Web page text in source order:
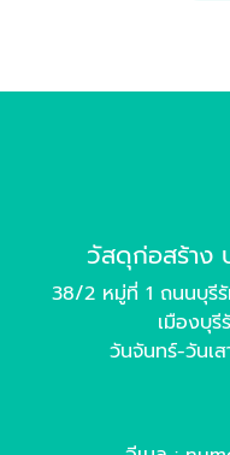
วัสดุก่อสร้าง
38/2 หมู่ที่ 1 ถนนบุรี
เมืองบุ
วันจันทร์-วันเ